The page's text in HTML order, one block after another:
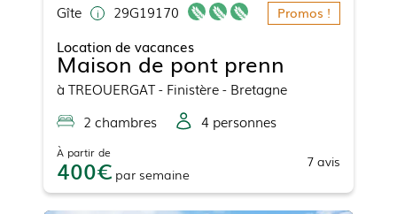
Gîte 29G19170 Promos !
Location de vacances
Maison de pont prenn
à TREOUERGAT- Finistère - Bretagne
2 chambres 4 personnes
À partir de
400 par semaine
7 avis